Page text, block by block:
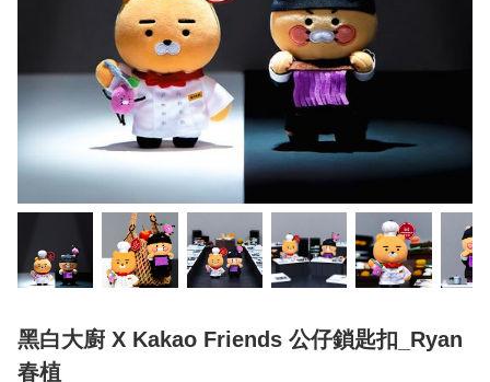
黑白大廚 X Kakao Friends 公仔鎖匙扣_Ryan
春植